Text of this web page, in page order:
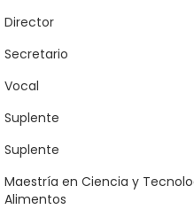
Director
Secretario
Vocal
Suplente
Suplente
Maestría en Ciencia y
Alimentos